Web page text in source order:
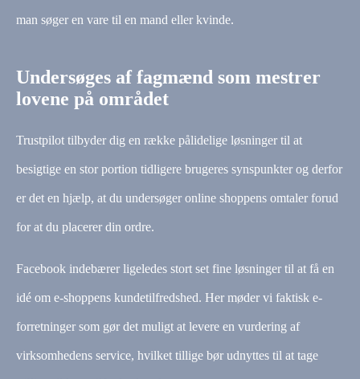
man søger en vare til en mand eller kvinde.
Undersøges af fagmænd som mestrer
lovene på området
Trustpilot tilbyder dig en række pålidelige løsninger til at
besigtige en stor portion tidligere brugeres synspunkter og derfor
er det en hjælp, at du undersøger online shoppens omtaler forud
for at du placerer din ordre.
Facebook indebærer ligeledes stort set fine løsninger til at få en
idé om e-shoppens kundetilfredshed. Her møder vi faktisk e-
forretninger som gør det muligt at levere en vurdering af
virksomhedens service, hvilket tillige bør udnyttes til at tage